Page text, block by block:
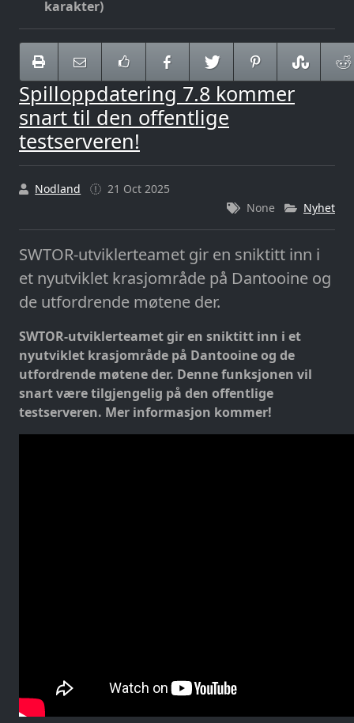
karakter)
Spilloppdatering 7.8 kommer
snart til den offentlige
testserveren!
Nodland
21 Oct 2025
None
Nyhet
SWTOR-utviklerteamet gir en sniktitt inn i
et nyutviklet krasjområde på Dantooine og
de utfordrende møtene der.
SWTOR-utviklerteamet gir en sniktitt inn i et
nyutviklet krasjområde på Dantooine og de
utfordrende møtene der. Denne funksjonen vil
snart være tilgjengelig på den offentlige
testserveren. Mer informasjon kommer!